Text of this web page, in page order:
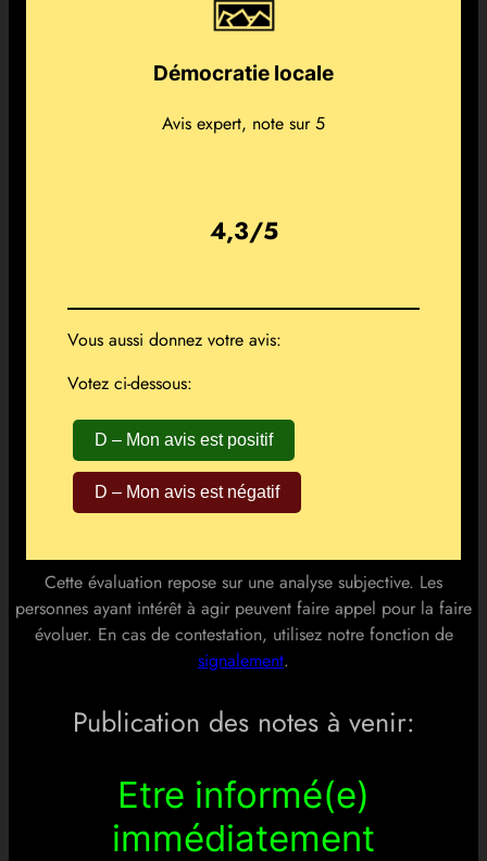
Démocratie locale
Avis expert, note sur 5
4,3/5
Vous aussi donnez votre avis:
Votez ci-dessous:
D – Mon avis est positif
D – Mon avis est négatif
Cette évaluation repose sur une analyse subjective. Les
personnes ayant intérêt à agir peuvent faire appel pour la faire
évoluer. En cas de contestation, utilisez notre fonction de
signalement.
Publication des notes à venir:
Etre informé(e)
immédiatement